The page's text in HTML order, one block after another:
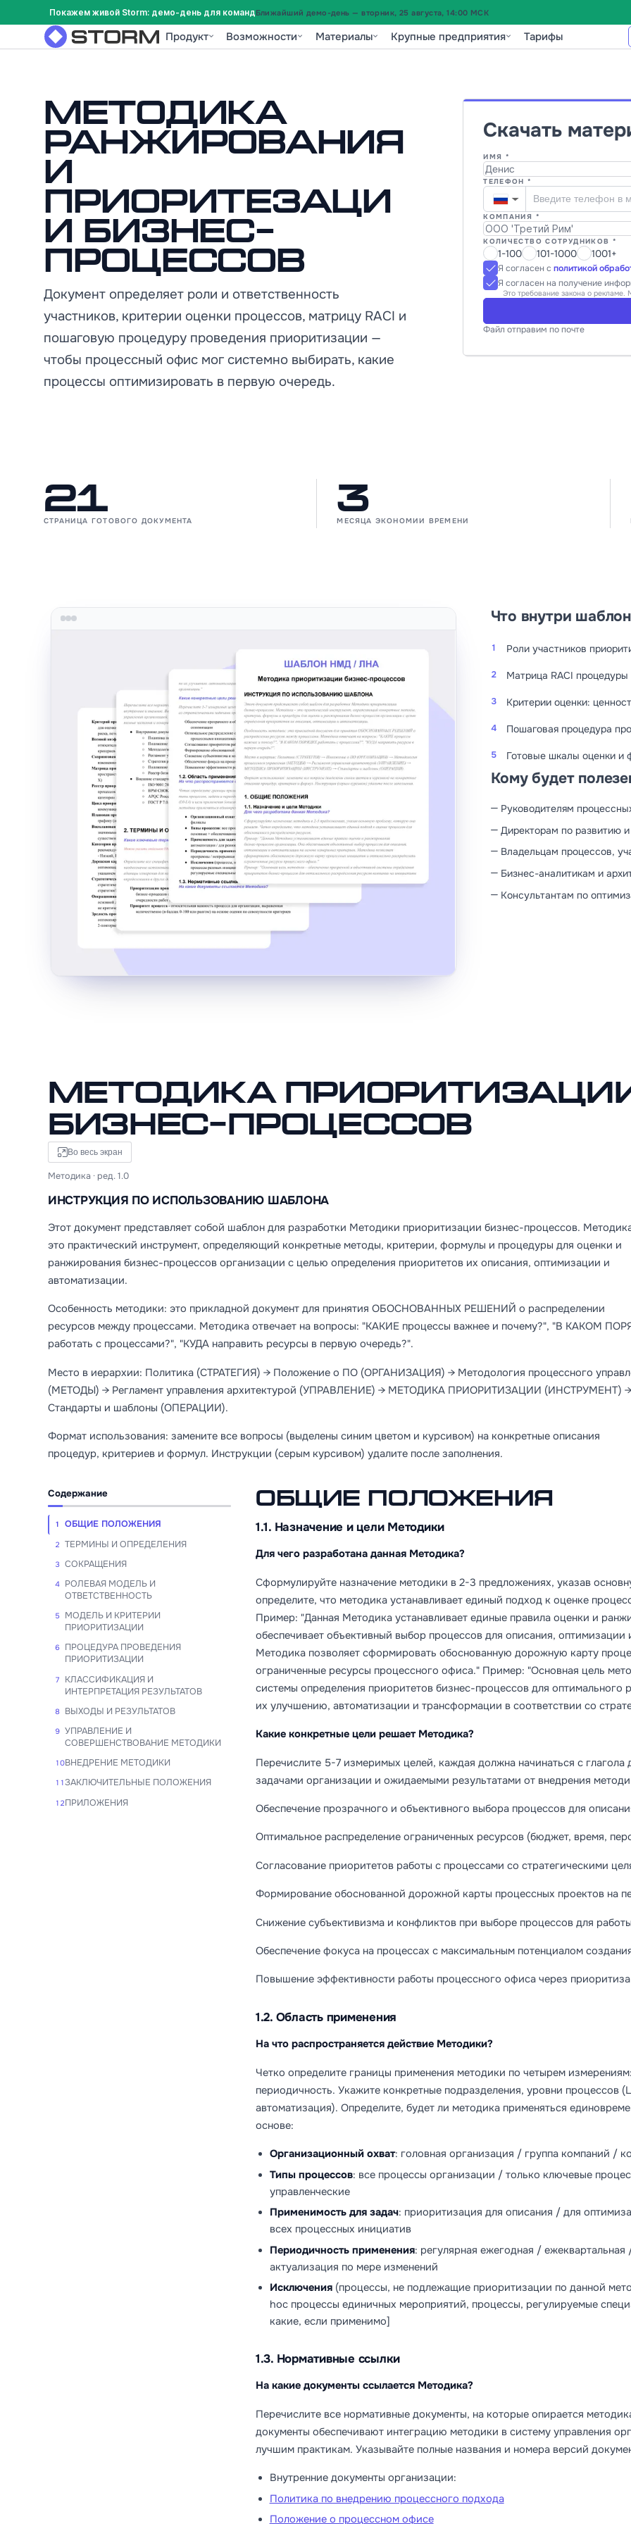
Покажем живой Storm: демо-день для командБлижайший демо-день — вторник, 25 августа, 14:00 МСК
Продукт Возможности Материалы Крупные предприятия Тарифы
Методика
ранжирования
и
приоритезаци
и бизнес-
процессов
Документ определяет роли и ответственность
участников, критерии оценки процессов, матрицу RACI и
пошаговую процедуру проведения приоритизации —
чтобы процессный офис мог системно выбирать, какие
процессы оптимизировать в первую очередь.
Скачать
ИМЯ *
ТЕЛЕФОН *
▼
КОМПАНИЯ *
КОЛИЧЕСТВО СОТРУДНИКОВ *
1-100 101-1000 1001+
Я согласен сполитикой
Я согласен на получение
Это требование закона о
Файл отправим по почте
21
СТРАНИЦА ГОТОВОГО ДОКУМЕНТА
3
МЕСЯЦА ЭКОНОМИИ ВРЕМЕНИ
Что внутри
1 Роли участников
2 Матрица RACI
3 Критерии оценки:
4 Пошаговая процедура
5 Готовые шкалы оценки и
Кому будет
Руководителям
Директорам по развитию
Владельцам процессов,
Бизнес-аналитикам и
Консультантам по
Методика
бизнес-процессов
Во весь экран
Методика · ред. 1.0
ИНСТРУКЦИЯ ПО ИСПОЛЬЗОВАНИЮ ШАБЛОНА
Этот документ представляет собой шаблон для разработки Методики приоритизации бизнес-процессов.
это практический инструмент, определяющий конкретные методы, критерии, формулы и процедуры для оценки и
ранжирования бизнес-процессов организации с целью определения приоритетов их описания, оптимизации и
автоматизации.
Особенность методики: это прикладной документ для принятия ОБОСНОВАННЫХ РЕШЕНИЙ о распределении
ресурсов между процессами. Методика отвечает на вопросы: "КАКИЕ процессы важнее и почему?", "В КАКОМ
работать с процессами?", "КУДА направить ресурсы в первую очередь?".
Место в иерархии: Политика (СТРАТЕГИЯ) → Положение о ПО (ОРГАНИЗАЦИЯ) → Методология процессного
(МЕТОДЫ) → Регламент управления архитектурой (УПРАВЛЕНИЕ) → МЕТОДИКА ПРИОРИТИЗАЦИИ (ИНСТРУМЕНТ) →
Стандарты и шаблоны (ОПЕРАЦИИ).
Формат использования: замените все вопросы (выделены синим цветом и курсивом) на конкретные описания
процедур, критериев и формул. Инструкции (серым курсивом) удалите после заполнения.
Содержание
1 ОБЩИЕ ПОЛОЖЕНИЯ
2 ТЕРМИНЫ И ОПРЕДЕЛЕНИЯ
3 СОКРАЩЕНИЯ
4
РОЛЕВАЯ МОДЕЛЬ И
ОТВЕТСТВЕННОСТЬ
5
МОДЕЛЬ И КРИТЕРИИ
ПРИОРИТИЗАЦИИ
6
ПРОЦЕДУРА ПРОВЕДЕНИЯ
ПРИОРИТИЗАЦИИ
7
КЛАССИФИКАЦИЯ И
ИНТЕРПРЕТАЦИЯ РЕЗУЛЬТАТОВ
8 ВЫХОДЫ И РЕЗУЛЬТАТОВ
9 УПРАВЛЕНИЕ И
СОВЕРШЕНСТВОВАНИЕ МЕТОДИКИ
10ВНЕДРЕНИЕ МЕТОДИКИ
11ЗАКЛЮЧИТЕЛЬНЫЕ ПОЛОЖЕНИЯ
12ПРИЛОЖЕНИЯ
ОБЩИЕ ПОЛОЖЕНИЯ
1.1. Назначение и цели Методики
Для чего разработана данная Методика?
Сформулируйте назначение методики в 2-3 предложениях, указав
определите, что методика устанавливает единый подход к оценке
Пример: "Данная Методика устанавливает единые правила оценки и
обеспечивает объективный выбор процессов для описания,
Методика позволяет сформировать обоснованную дорожную карту
ограниченные ресурсы процессного офиса." Пример: "Основная цель
системы определения приоритетов бизнес-процессов для
их улучшению, автоматизации и трансформации в соответствии со
Какие конкретные цели решает Методика?
Перечислите 5-7 измеримых целей, каждая должна начинаться с глагола
задачами организации и ожидаемыми результатами от внедрения
Обеспечение прозрачного и объективного выбора процессов для
Оптимальное распределение ограниченных ресурсов (бюджет, время,
Согласование приоритетов работы с процессами со стратегическими
Формирование обоснованной дорожной карты процессных проектов на
Снижение субъективизма и конфликтов при выборе процессов для
Обеспечение фокуса на процессах с максимальным потенциалом
Повышение эффективности работы процессного офиса через
1.2. Область применения
На что распространяется действие Методики?
Четко определите границы применения методики по четырем
периодичность. Укажите конкретные подразделения, уровни
автоматизация). Определите, будет ли методика применяться
основе:
Организационный охват: головная организация / группа компаний /
Типы процессов: все процессы организации / только ключевые
управленческие
Применимость для задач: приоритизация для описания / для
всех процессных инициатив
Периодичность применения: регулярная ежегодная /
актуализация по мере изменений
Исключения(процессы, не подлежащие приоритизации по данной
hoc процессы единичных мероприятий, процессы, регулируемые
какие, если применимо]
1.3. Нормативные ссылки
На какие документы ссылается Методика?
Перечислите все нормативные документы, на которые опирается
документы обеспечивают интеграцию методики в систему управления
лучшим практикам. Указывайте полные названия и номера версий
Внутренние документы организации:
Политика по внедрению процессного подхода
Положение о процессном офисе